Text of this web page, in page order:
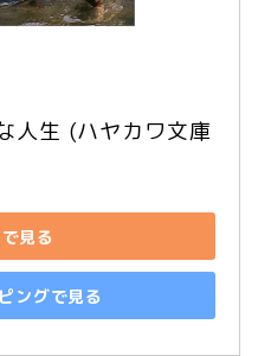
人生 (ハヤカワ文庫
見る
ングで見る